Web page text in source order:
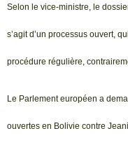
Selon le vice-ministre, le
s’agit d’un processus ouvert,
procédure régulière,
Le Parlement européen a
ouvertes en Bolivie contre